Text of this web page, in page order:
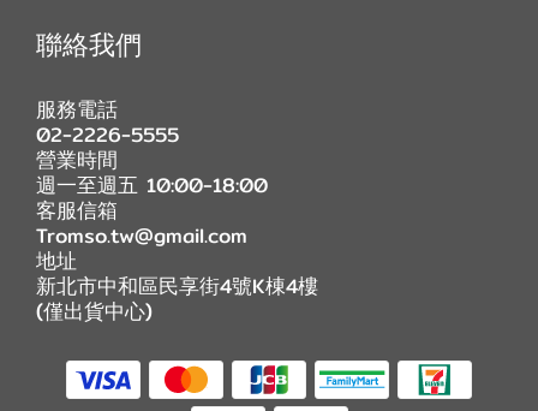
聯絡我們
服務電話
02-2226-5555
營業時間
週一至週五 10:00-18:00
客服信箱
Tromso.tw@gmail.com
地址
新北市中和區民享街4號K棟4樓
(僅出貨中心)